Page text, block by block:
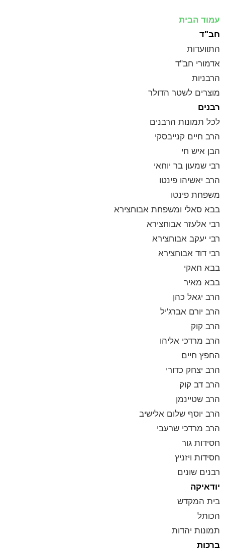
עמוד הבית
חב"ד
התוועדות
אדמורי חב"ד
הרבניות
מוצרים לשטר הדולר
רבנים
לכל תמונות הרבנים
הרב חיים קנייבסקי
הבן איש חי
רבי שמעון בר יוחאי
הרב יאשיהו פינטו
משפחת פינטו
בבא סאלי ומשפחת אבוחצירא
רבי אלעזר אבוחצירא
רבי יעקב אבוחצירא
רבי דוד אבוחצירא
בבא חאקי
בבא מאיר
הרב יגאל כהן
הרב יורם אברג'יל
הרב קוק
הרב מרדכי אליהו
החפץ חיים
הרב יצחק כדורי
הרב דב קוק
הרב שטיינמן
הרב יוסף שלום אלישיב
הרב מרדכי שרעבי
חסידות גור
חסידות ויזניץ
רבנים שונים
יודאיקה
בית המקדש
הכותל
תמונות יהדות
ברכות